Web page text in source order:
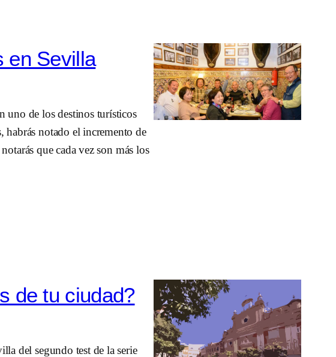
en Sevilla
uno de los destinos turísticos
notado el incremento de
que cada vez son más los
de tu ciudad?
del segundo test de la serie